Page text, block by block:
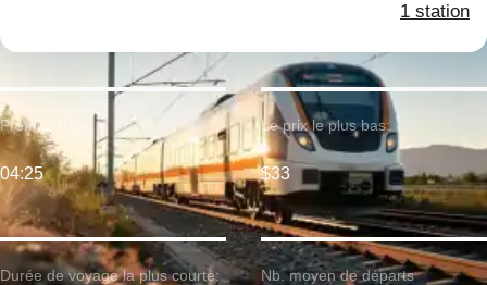
1 station
Durée de voyage la plus courte:
Premier train:
04:25
Le prix le plus bas:
$33
Nb. moyen de départs